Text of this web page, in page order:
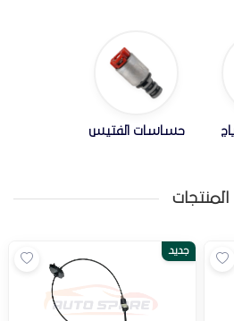
حساسات الفتيس
المنتجات
جديد